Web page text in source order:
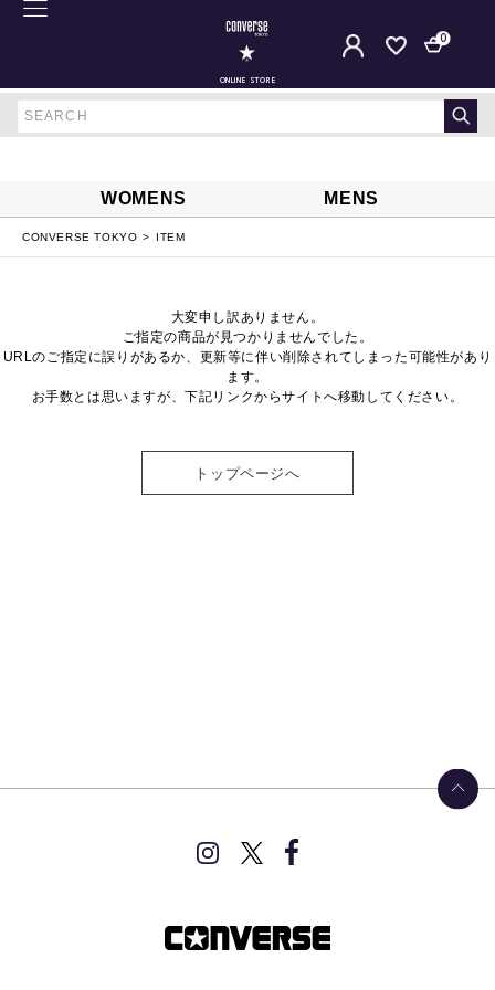
ONLINE STORE
0
WOMENS MENS
CONVERSE TOKYO ITEM
大変申し訳ありません。
ご指定の商品が見つかりませんでした。
URLのご指定に誤りがあるか、更新等に伴い削除されてしまった可能性があり
ます。
お手数とは思いますが、下記リンクからサイトへ移動してください。
トップページへ